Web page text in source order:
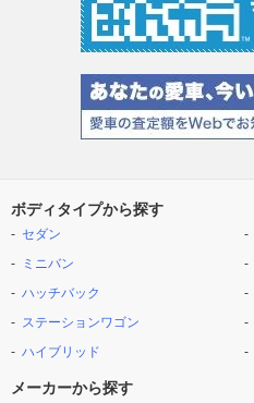
ボディタイプから探す
セダン
ミニバン
ハッチバック
ステーションワゴン
ハイブリッド
メーカーから探す